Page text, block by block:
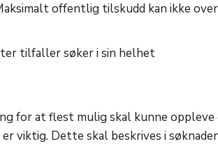
offentlig tilskudd kan ikke
tilfaller søker i sin helhet
for at flest mulig skal kunne oppleve
viktig. Dette skal beskrives i